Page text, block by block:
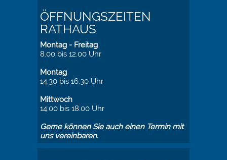
ÖFFNUNGSZEITEN
RATHAUS
Montag - Freitag
8.00 bis 12.00 Uhr
Montag
14.30 bis 16.30 Uhr
Mittwoch
14.00 bis 18.00 Uhr
Gerne können Sie auch einen Termin mit
uns vereinbaren.